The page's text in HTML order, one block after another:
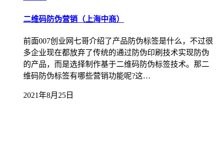
二维码防伪营销（上海中商）
前面007创业网七哥介绍了产品防伪标签是什么，不过很
多企业现在都放弃了传统的通过防伪印刷技术实现防伪
的产品，而是选择制作基于二维码防伪标签技术。那二
维码防伪标签有哪些营销功能呢?这…
2021年8月25日